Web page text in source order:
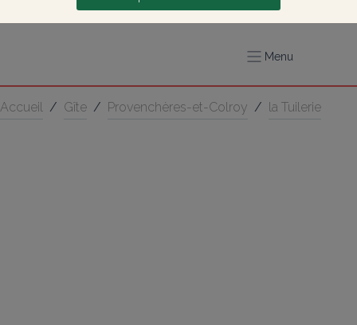
Menu
Accueil / Gîte / Provenchères-et-Colroy / la Tuilerie